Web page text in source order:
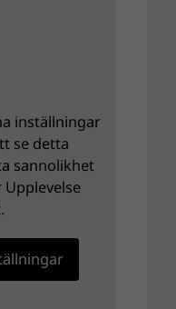
inställningar
se detta
sannolikhet